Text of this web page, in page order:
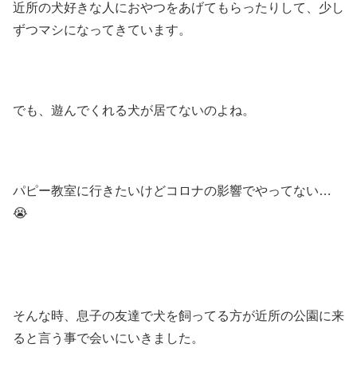
近所の犬好きな人におやつをあげてもらったりして、少し
ずつマシになってきています。
でも、遊んでくれる犬が居てないのよね。
パピー教室に行きたいけどコロナの影響でやってない…
😭
そんな時、息子の友達で犬を飼ってる方が近所の公園に来
ると言う事で会いにいきました。